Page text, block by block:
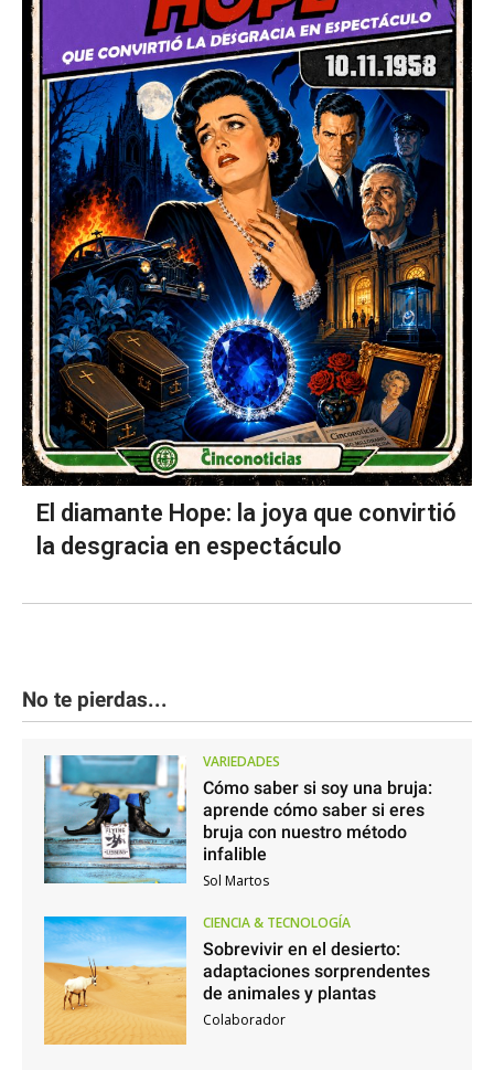
El diamante Hope: la joya que convirtió
la desgracia en espectáculo
No te pierdas...
VARIEDADES
Cómo saber si soy una bruja:
aprende cómo saber si eres
bruja con nuestro método
infalible
Sol Martos
CIENCIA & TECNOLOGÍA
Sobrevivir en el desierto:
adaptaciones sorprendentes
de animales y plantas
Colaborador